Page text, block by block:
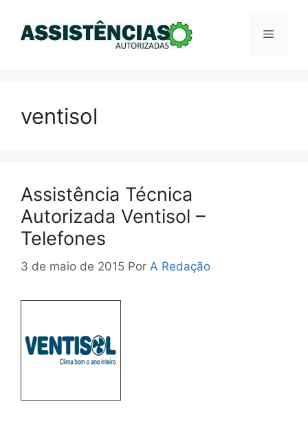
Menu
ventisol
Assistência Técnica
Autorizada Ventisol –
Telefones
3 de maio de 2015 Por A Redação